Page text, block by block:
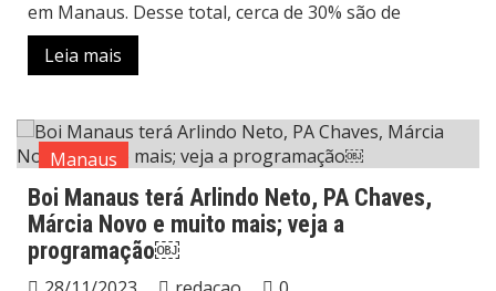
em Manaus. Desse total, cerca de 30% são de
Leia mais
Manaus
Boi Manaus terá Arlindo Neto, PA Chaves,
Márcia Novo e muito mais; veja a
programação￼